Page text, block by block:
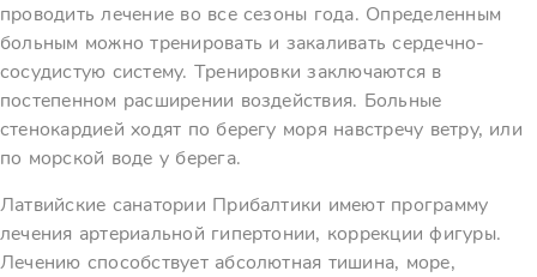
проводить лечение во все сезоны года. Определенным
больным можно тренировать и закаливать сердечно-
сосудистую систему. Тренировки заключаются в
постепенном расширении воздействия. Больные
стенокардией ходят по берегу моря навстречу ветру, или
по морской воде у берега.
Латвийские санатории Прибалтики имеют программу
лечения артериальной гипертонии, коррекции фигуры.
Лечению способствует абсолютная тишина, море,